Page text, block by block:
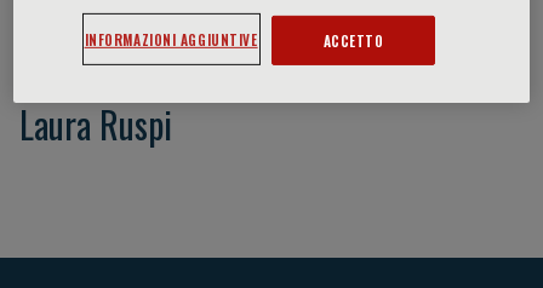
Laura Ruspi
INFORMAZIONI AGGIUNTIVE ACCETTO